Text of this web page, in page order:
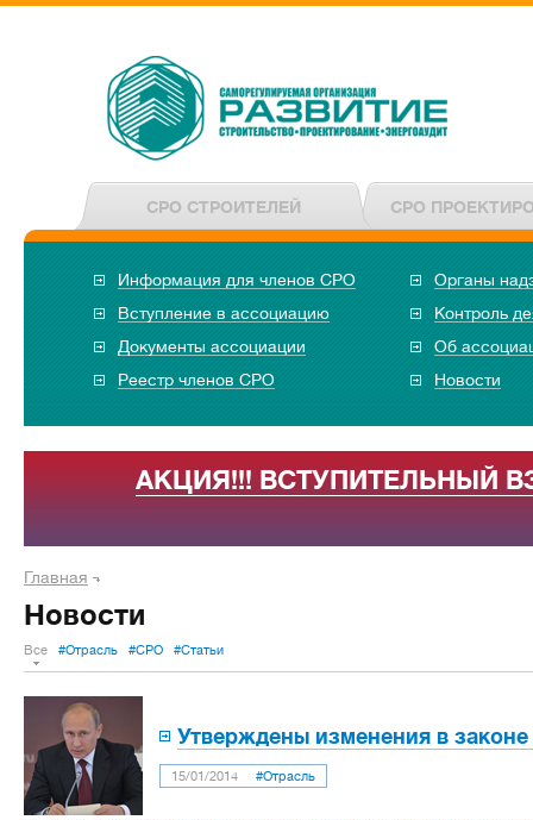
СРО СТРОИТЕЛЕЙ СРО
Информация для членов СРО
Вступление в ассоциацию
Документы ассоциации
Реестр членов СРО
Органы
Контроль
Об
Новости
АКЦИЯ!!! ВСТУПИТЕЛЬНЫЙ
Главная
Новости
Все #Отрасль #СРО #Статьи
Утверждены изменения в
15/01/2014 #Отрасль